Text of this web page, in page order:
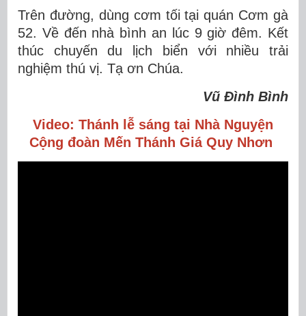
Trên đường, dùng cơm tối tại quán Cơm gà
52. Về đến nhà bình an lúc 9 giờ đêm. Kết
thúc chuyến du lịch biển với nhiều trải
nghiệm thú vị. Tạ ơn Chúa.
Vũ Đình Bình
Video: Thánh lễ sáng tại Nhà Nguyện
Cộng đoàn Mến Thánh Giá Quy Nhơn